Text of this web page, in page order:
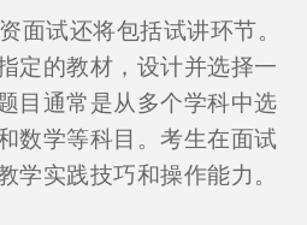
面试还将包括试讲环节。
定的教材，设计并选择一
目通常是从多个学科中选
数学等科目。考生在面试
学实践技巧和操作能力。